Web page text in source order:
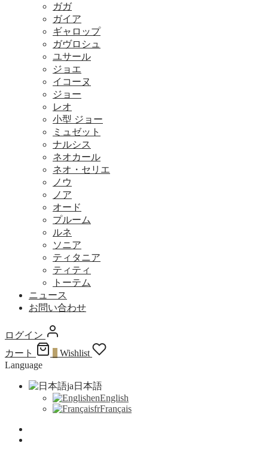
ガガ
ガイア
ギャロップ
ガヴロシュ
ユサール
ジョエ
イコーヌ
ジョー
レオ
小型 ジョー
ミュゼット
ナルシス
ネオカール
ネオ・セリエ
ノウ
ノア
オード
プルーム
ルネ
ソニア
ティタニア
ティティ
トーテム
ニュース
お問い合わせ
ログイン
カート
Wishlist
Language
ja 日本語
enEnglish
frFrançais